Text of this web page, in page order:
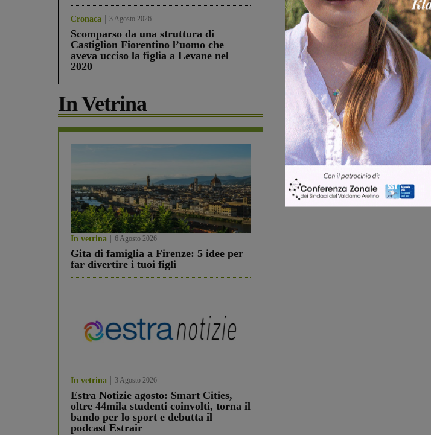
Cronaca 3 Agosto 2026
Scomparso da una struttura di
Castiglion Fiorentino l’uomo che
aveva ucciso la figlia a Levane nel
2020
In Vetrina
In vetrina 6 Agosto 2026
Gita di famiglia a Firenze: 5 idee per
far divertire i tuoi figli
In vetrina 3 Agosto 2026
Estra Notizie agosto: Smart Cities,
oltre 44mila studenti coinvolti, torna il
bando per lo sport e debutta il
podcast Estrair
Michele Bossini
Share